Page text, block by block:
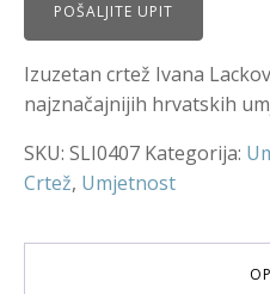
POŠALJITE UPIT
Izuzetan crtež Ivana
najznačajnijih hrvatskih
SKU: SLI0407 Kategorija:
Crtež, Umjetnost